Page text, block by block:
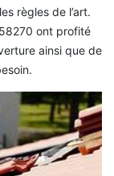
règles de l’art.
ont profité
ainsi que de